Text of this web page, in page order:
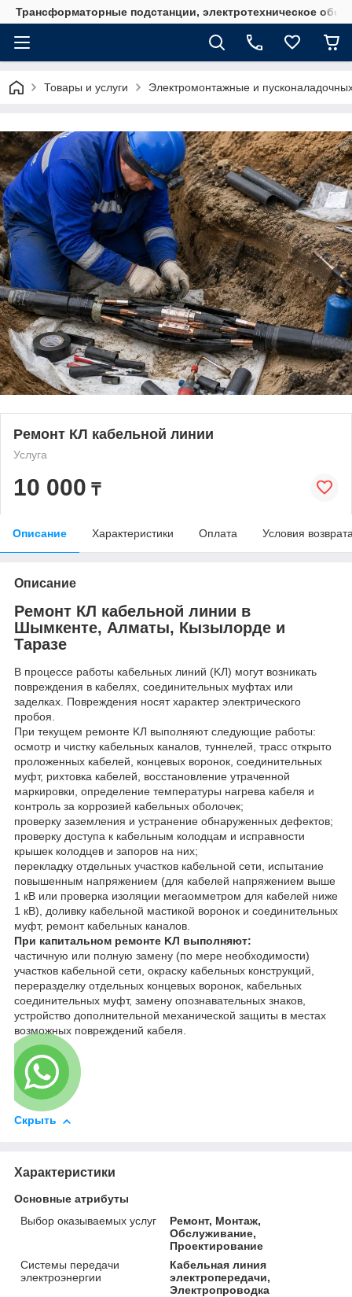
Трансформаторные подстанции, электротехническое
Товары и услуги Электромонтажные и
Ремонт КЛ кабельной линии
Услуга
10 000 ₸
Описание Характеристики Оплата Условия
Описание
Ремонт КЛ кабельной линии в
Шымкенте, Алматы, Кызылорде и
Таразе
В процессе работы кабельных линий (KЛ) могут возникать
повреждения в кабелях, соединительных муфтах или
заделках. Повреждения носят характер электрического
пробоя.
При текущем ремонте KЛ выполняют следующие работы:
осмотр и чистку кабельных каналов, туннелей, трасс открыто
проложенных кабелей, концевых воронок, соединительных
муфт, рихтовка кабелей, восстановление утраченной
маркировки, определение температуры нагрева кабеля и
контроль за коррозией кабельных оболочек;
проверку заземления и устранение обнаруженных дефектов;
проверку доступа к кабельным колодцам и исправности
крышек колодцев и запоров на них;
перекладку отдельных участков кабельной сети, испытание
повышенным напряжением (для кабелей напряжением выше
1 кВ или проверка изоляции мегаомметром для кабелей ниже
1 кВ), доливку кабельной мастикой воронок и соединительных
муфт, ремонт кабельных каналов.
При капитальном ремонте KЛ выполняют:
частичную или полную замену (по мере необходимости)
участков кабельной сети, окраску кабельных конструкций,
переразделку отдельных концевых воронок, кабельных
соединительных муфт, замену опознавательных знаков,
устройство дополнительной механической защиты в местах
возможных повреждений кабеля.
Скрыть
Характеристики
Основные атрибуты
Выбор оказываемых услуг
Ремонт, Монтаж,
Обслуживание,
Проектирование
Системы передачи
электроэнергии
Кабельная линия
электропередачи,
Электропроводка